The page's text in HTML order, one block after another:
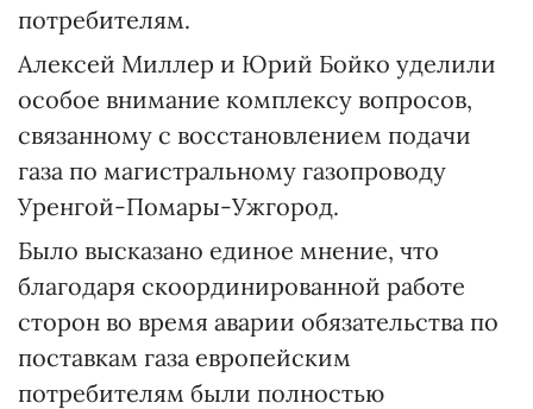
потребителям.
Алексей Миллер и Юрий Бойко уделили
особое внимание комплексу вопросов,
связанному с восстановлением подачи
газа по магистральному газопроводу
Уренгой-Помары-Ужгород.
Было высказано единое мнение, что
благодаря скоординированной работе
сторон во время аварии обязательства по
поставкам газа европейским
потребителям были полностью